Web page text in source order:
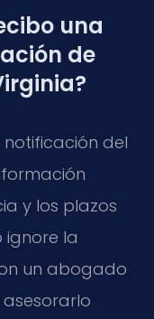
una
de
del
y los plazos
ignore la
un abogado